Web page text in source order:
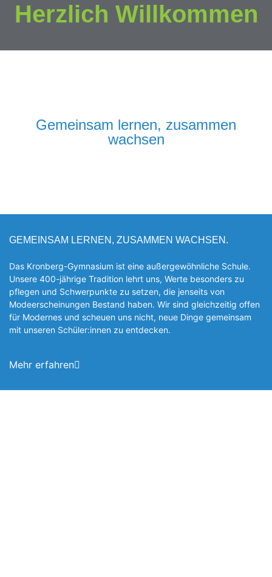
Herzlich Willkommen
Gemeinsam lernen, zusammen
wachsen
GEMEINSAM LERNEN, ZUSAMMEN WACHSEN.
Das Kronberg-Gymnasium ist eine außergewöhnliche Schule.
Unsere 400-jährige Tradition lehrt uns, Werte besonders zu
pflegen und Schwerpunkte zu setzen, die jen­seits von
Modeerscheinungen Be­stand haben. Wir sind gleichzeitig offen
für Modernes und scheuen uns nicht, neue Dinge gemeinsam
mit unseren Schüler:innen zu entde­cken.
Mehr erfahren